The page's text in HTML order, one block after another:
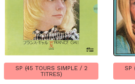
SP (45 TOURS SIMPLE / 2
TITRES)
SP